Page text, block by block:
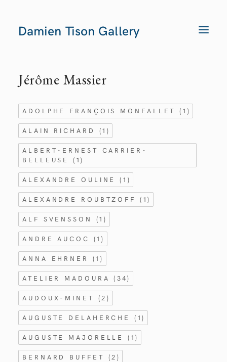
T
Damien Tison Gallery
Jérôme Massier
ADOLPHE FRANÇOIS MONFALLET(1)
ALAIN RICHARD (1)
ALBERT-ERNEST CARRIER-
BELLEUSE(1)
ALEXANDRE OULINE(1)
ALEXANDRE ROUBTZOFF(1)
ALF SVENSSON (1)
ANDRE AUCOC (1)
ANNA EHRNER (1)
ATELIER MADOURA(34)
AUDOUX-MINET (2)
AUGUSTE DELAHERCHE(1)
AUGUSTE MAJORELLE(1)
BERNARD BUFFET (2)